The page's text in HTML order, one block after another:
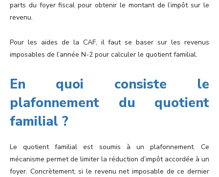
parts du foyer fiscal pour obtenir le montant de l’impôt sur le
revenu.
Pour les aides de la CAF, il faut se baser sur les revenus
imposables de l’année N-2 pour calculer le quotient familial.
En quoi consiste le
plafonnement du quotient
familial ?
Le quotient familial est soumis à un plafonnement. Ce
mécanisme permet de limiter la réduction d’impôt accordée à un
foyer. Concrètement, si le revenu net imposable de ce dernier